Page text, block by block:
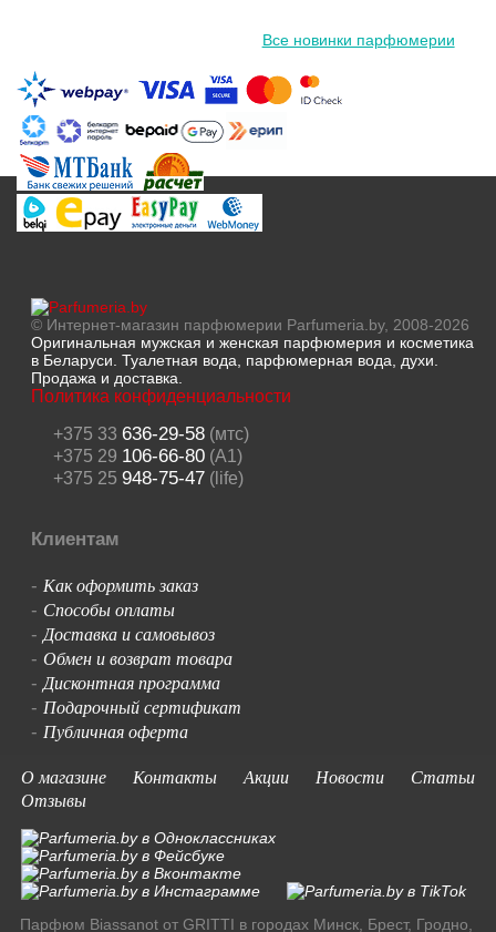
Все новинки парфюмерии
© Интернет-магазин парфюмерии Parfumeria.by, 2008-2026
Оригинальная мужская и женская парфюмерия и косметика
в Беларуси. Туалетная вода, парфюмерная вода, духи.
Продажа и доставка.
Политика конфиденциальности
+375 33 636-29-58(мтс)
+375 29 106-66-80(A1)
+375 25 948-75-47(life)
Клиентам
- Как оформить заказ
- Способы оплаты
-Доставка и самовывоз
- Обмен и возврат товара
-Дисконтная программа
- Подарочный сертификат
- Публичная оферта
О магазине
Контакты Акции Новости
Статьи
Отзывы
Парфюм Biassanot от GRITTI в городах Минск, Брест, Гродно,